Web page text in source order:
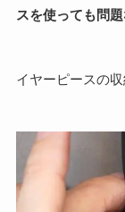
スを使っても問
イヤーピースの